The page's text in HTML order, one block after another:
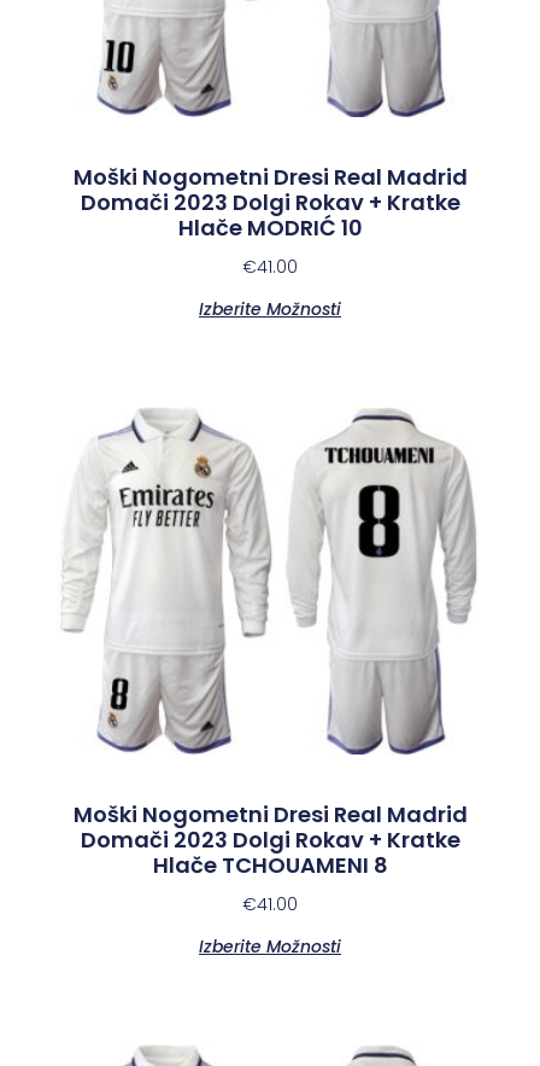
Moški Nogometni Dresi Real Madrid
Domači 2023 Dolgi Rokav + Kratke
Hlače MODRIĆ 10
€41.00
Izberite Možnosti
Moški Nogometni Dresi Real Madrid
Domači 2023 Dolgi Rokav + Kratke
Hlače TCHOUAMENI 8
€41.00
Izberite Možnosti